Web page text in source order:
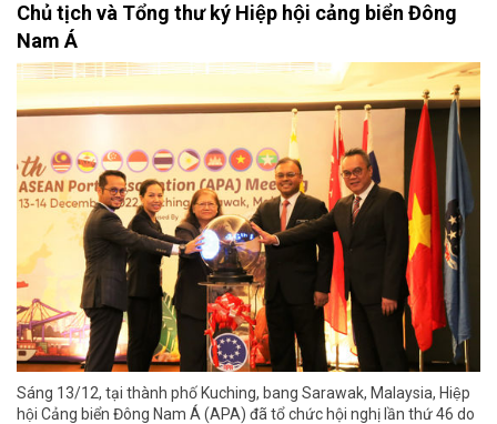
Chủ tịch và Tổng thư ký Hiệp hội cảng biển Đông
Nam Á
Sáng 13/12, tại thành phố Kuching, bang Sarawak, Malaysia, Hiệp
hội Cảng biển Đông Nam Á (APA) đã tổ chức hội nghị lần thứ 46 do